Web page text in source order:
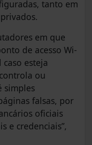
tanto em
em que
de acesso Wi-
esteja
ou
simples
falsas, por
oficiais
e credenciais”,